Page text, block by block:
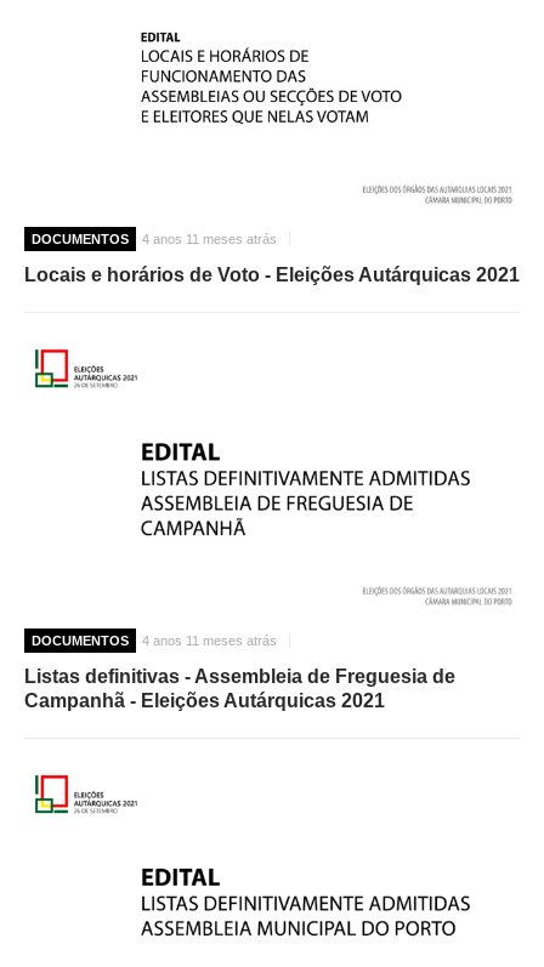
DOCUMENTOS 4 anos 11 meses atrás
Locais e horários de Voto - Eleições Autárquicas 2021
DOCUMENTOS 4 anos 11 meses atrás
Listas definitivas - Assembleia de Freguesia de
Campanhã - Eleições Autárquicas 2021